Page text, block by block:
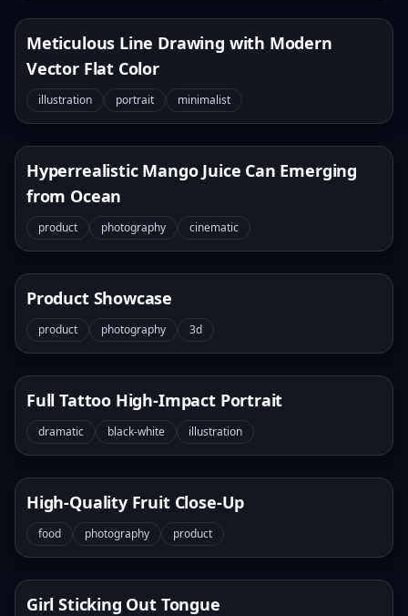
Meticulous Line Drawing with Modern
Vector Flat Color
illustration portrait minimalist
Hyperrealistic Mango Juice Can Emerging
from Ocean
product photography cinematic
Product Showcase
product photography 3d
Full Tattoo High-Impact Portrait
dramatic black-white illustration
High-Quality Fruit Close-Up
food photography product
Girl Sticking Out Tongue